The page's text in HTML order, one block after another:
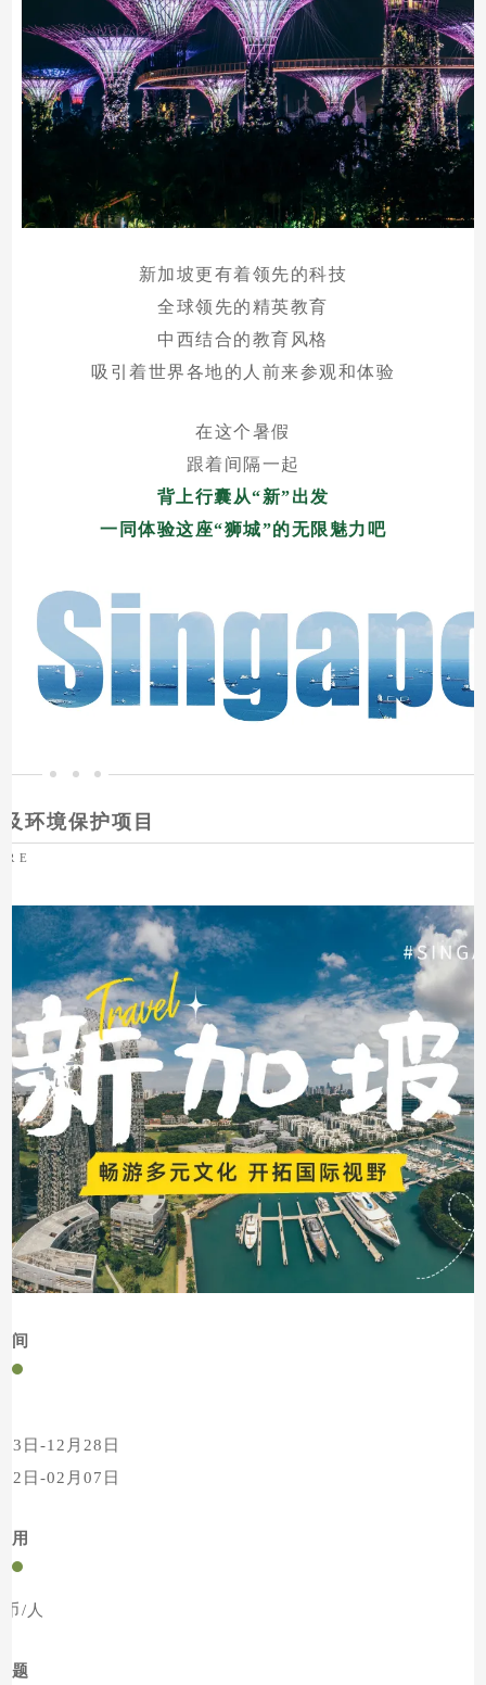
新加坡更有着领先的科技
全球领先的精英教育
中西结合的教育风格
吸引着世界各地的人前来参观和体验
在这个暑假
跟着间隔一起
背上行囊从“新”出发
一同体验这座“狮城”的无限魅力吧
环境保护项目
间
日-12月28日
日-02月07日
用
/人
题